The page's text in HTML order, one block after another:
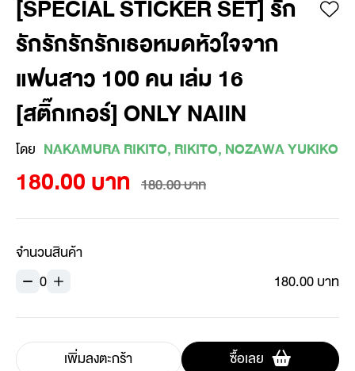
[SPECIAL STICKER SET] รัก
รักรักรักรักเธอหมดหัวใจจาก
แฟนสาว 100 คน เล่ม 16
[สติ๊กเกอร์] ONLY NAIIN
โดย NAKAMURA RIKITO, RIKITO, NOZAWA YUKIKO
180.00 บาท 180.00 บาท
จำนวนสินค้า
0
180.00 บาท
เพิ่มลงตะกร้า ซื้อเลย